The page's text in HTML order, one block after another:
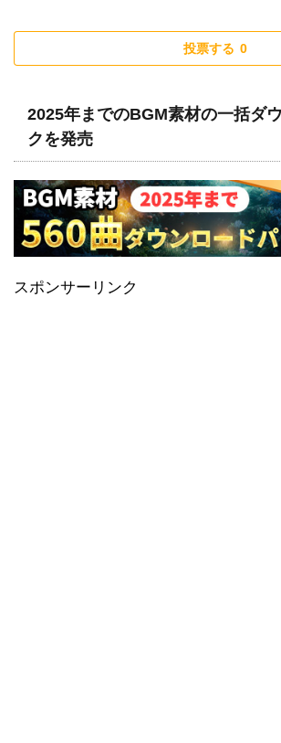
投票する 0
2025年までのBGM素材の一括ダ
クを発売
スポンサーリンク